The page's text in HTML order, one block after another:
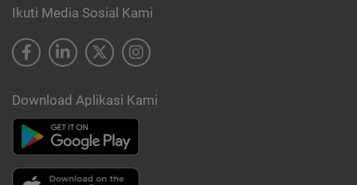
Ikuti Media Sosial Kami
Download Aplikasi Kami